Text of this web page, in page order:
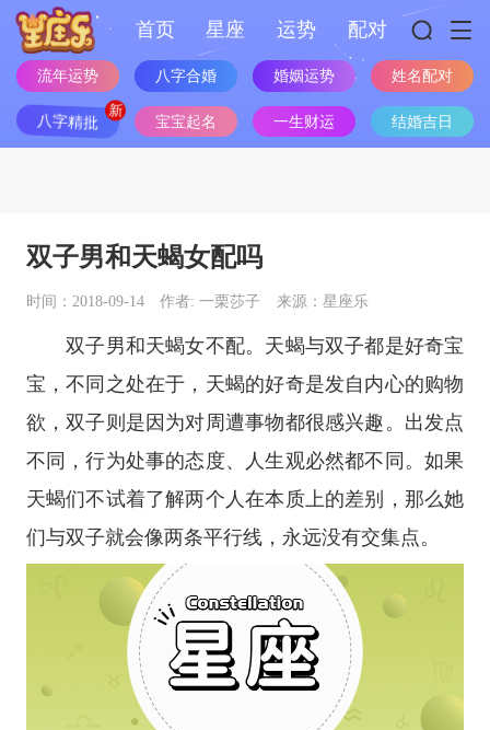
首页 星座 运势 配对
流年运势 八字合婚 婚姻运势 姓名配对
八字精批 宝宝起名 一生财运 结婚吉日
双子男和天蝎女配吗
时间：2018-09-14 作者: 一栗莎子 来源：星座乐
双子男和天蝎女不配。天蝎与双子都是好奇宝
宝，不同之处在于，天蝎的好奇是发自内心的购物
欲，双子则是因为对周遭事物都很感兴趣。出发点
不同，行为处事的态度、人生观必然都不同。如果
天蝎们不试着了解两个人在本质上的差别，那么她
们与双子就会像两条平行线，永远没有交集点。